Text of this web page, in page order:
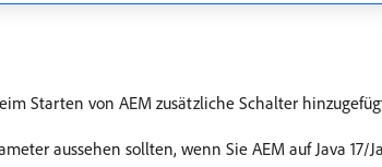
Starten von AEM zusätzliche Schalter
aussehen sollten, wenn Sie AEM auf Java 17/